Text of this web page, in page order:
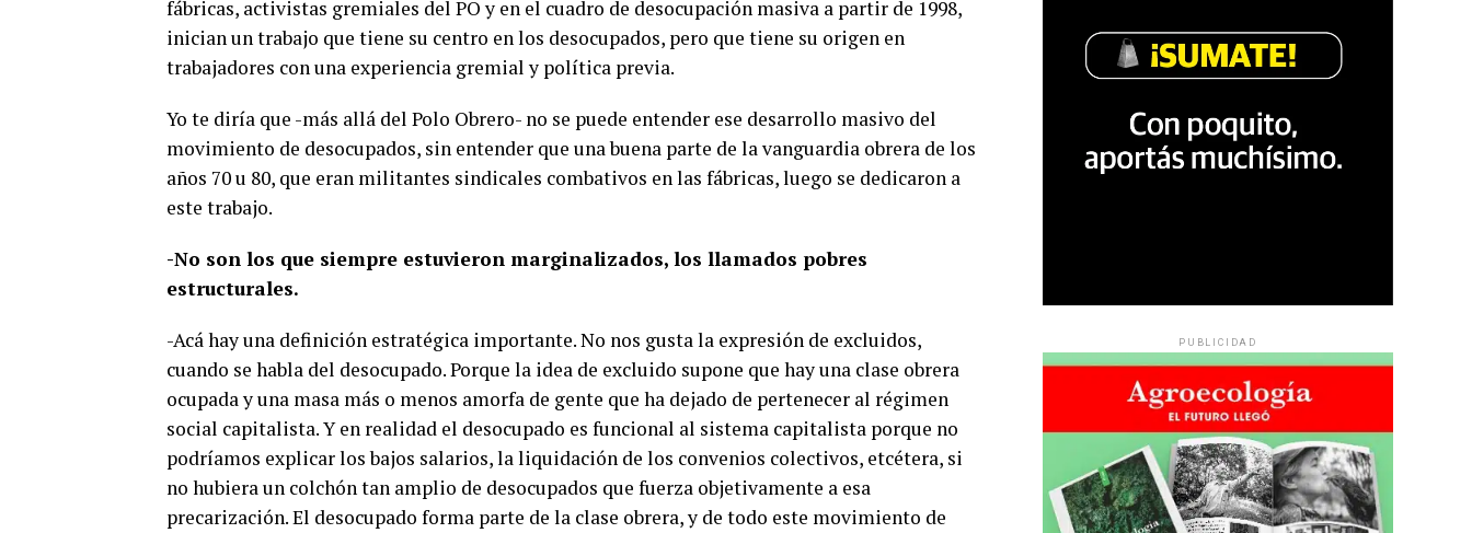
fábricas, activistas gremiales del PO y en el cuadro de desocupación masiva a partir de 1998,
inician un trabajo que tiene su centro en los desocupados, pero que tiene su origen en
trabajadores con una experiencia gremial y política previa.
Yo te diría que -más allá del Polo Obrero- no se puede entender ese desarrollo masivo del
movimiento de desocupados, sin entender que una buena parte de la vanguardia obrera de los
años 70 u 80, que eran militantes sindicales combativos en las fábricas, luego se dedicaron a
este trabajo.
-No son los que siempre estuvieron marginalizados, los llamados pobres
estructurales.
-Acá hay una definición estratégica importante. No nos gusta la expresión de excluidos,
cuando se habla del desocupado. Porque la idea de excluido supone que hay una clase obrera
ocupada y una masa más o menos amorfa de gente que ha dejado de pertenecer al régimen
social capitalista. Y en realidad el desocupado es funcional al sistema capitalista porque no
podríamos explicar los bajos salarios, la liquidación de los convenios colectivos, etcétera, si
no hubiera un colchón tan amplio de desocupados que fuerza objetivamente a esa
precarización. El desocupado forma parte de la clase obrera, y de todo este movimiento de
PUBLICIDAD